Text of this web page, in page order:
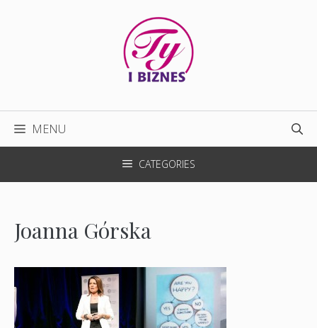
MENU
CATEGORIES
Joanna Górska